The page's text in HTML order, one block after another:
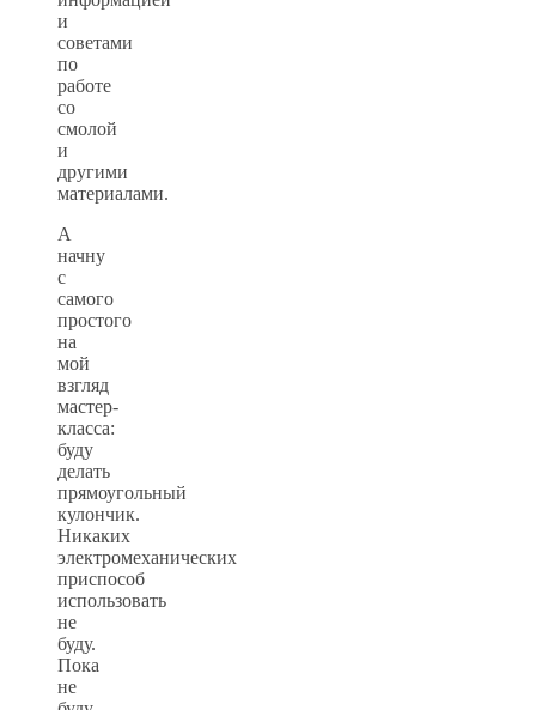
и
советами
по
работе
со
смолой
и
другими
материалами.
А
начну
с
самого
простого
на
мой
взгляд
мастер-
класса:
буду
делать
прямоугольный
кулончик.
Никаких
электромеханических
приспособ
использовать
не
буду.
Пока
не